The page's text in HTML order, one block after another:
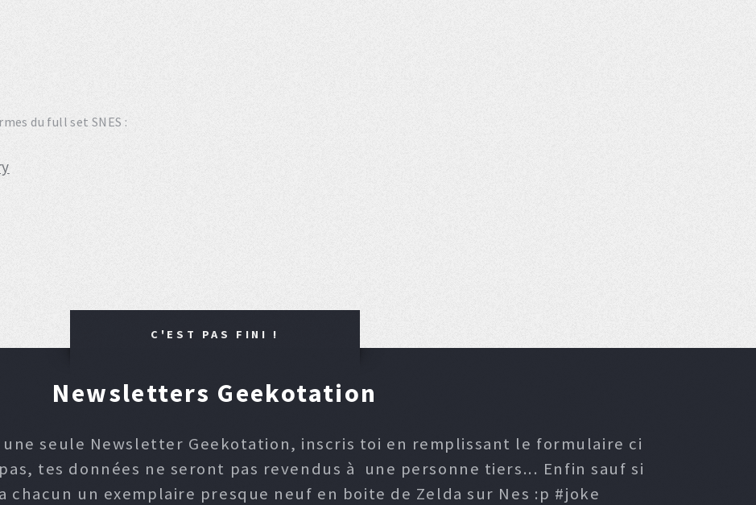
du full set SNES :
C'EST PAS FINI !
Newsletters Geekotation
seule Newsletter Geekotation, inscris toi en remplissant le formulaire ci
tes données ne seront pas revendus à une personne tiers... Enfin sauf si
chacun un exemplaire presque neuf en boite de Zelda sur Nes :p #joke